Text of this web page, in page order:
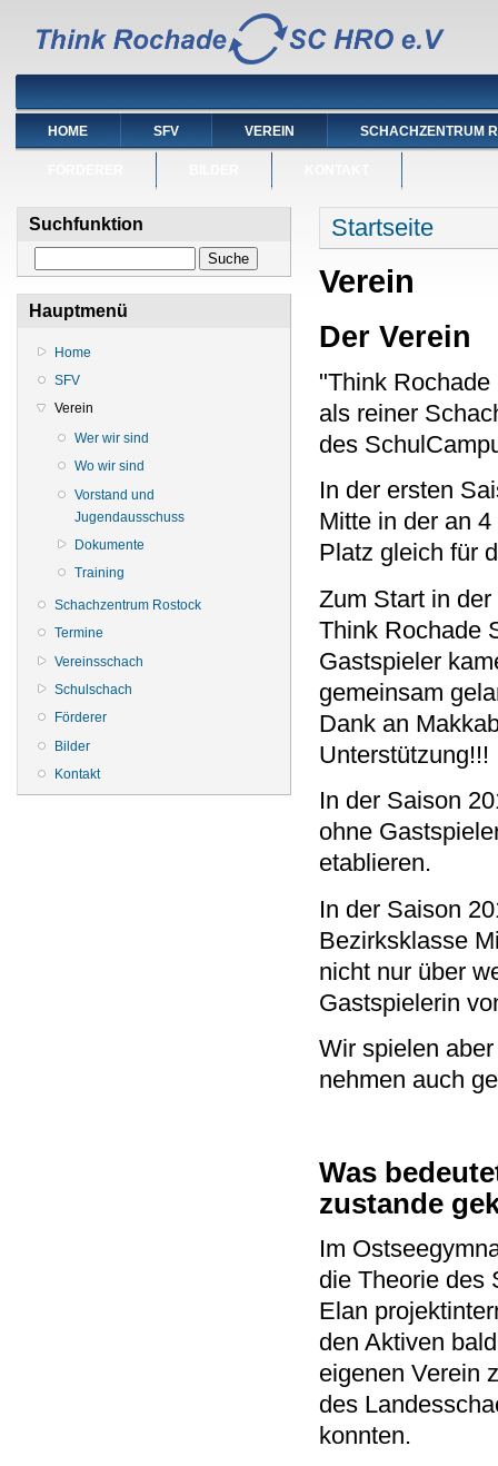
HOME SFV VEREIN SCHACHZENTRUM
Suchfunktion
Hauptmenü
Home
SFV
Verein
Wer wir sind
Wo wir sind
Vorstand und
Jugendausschuss
Dokumente
Training
Schachzentrum Rostock
Termine
Vereinsschach
Schulschach
Förderer
Bilder
Kontakt
Sie sind hier
Startseite
Verein
Der Verein
"Think
als reiner
des
In der ersten
Mitte in der an
Platz gleich für
Zum Start in
Think Rochade
Gastspieler
gemeinsam
Dank an
Unterstützung!!!
In der Saison
ohne
etablieren.
In der Saison
Bezirksklasse
nicht nur über
Gastspielerin
Wir spielen
nehmen auch
Was
zustande
Im
die Theorie des
Elan
den Aktiven
eigenen Verein
des
konnten.